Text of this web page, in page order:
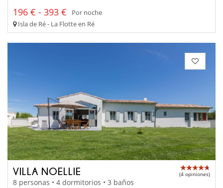
196 € - 393 €
Por noche
Isla de Ré - La Flotte en Ré
VILLA NOELLIE (4 opiniones)
8 personas • 4 dormitorios • 3 baños